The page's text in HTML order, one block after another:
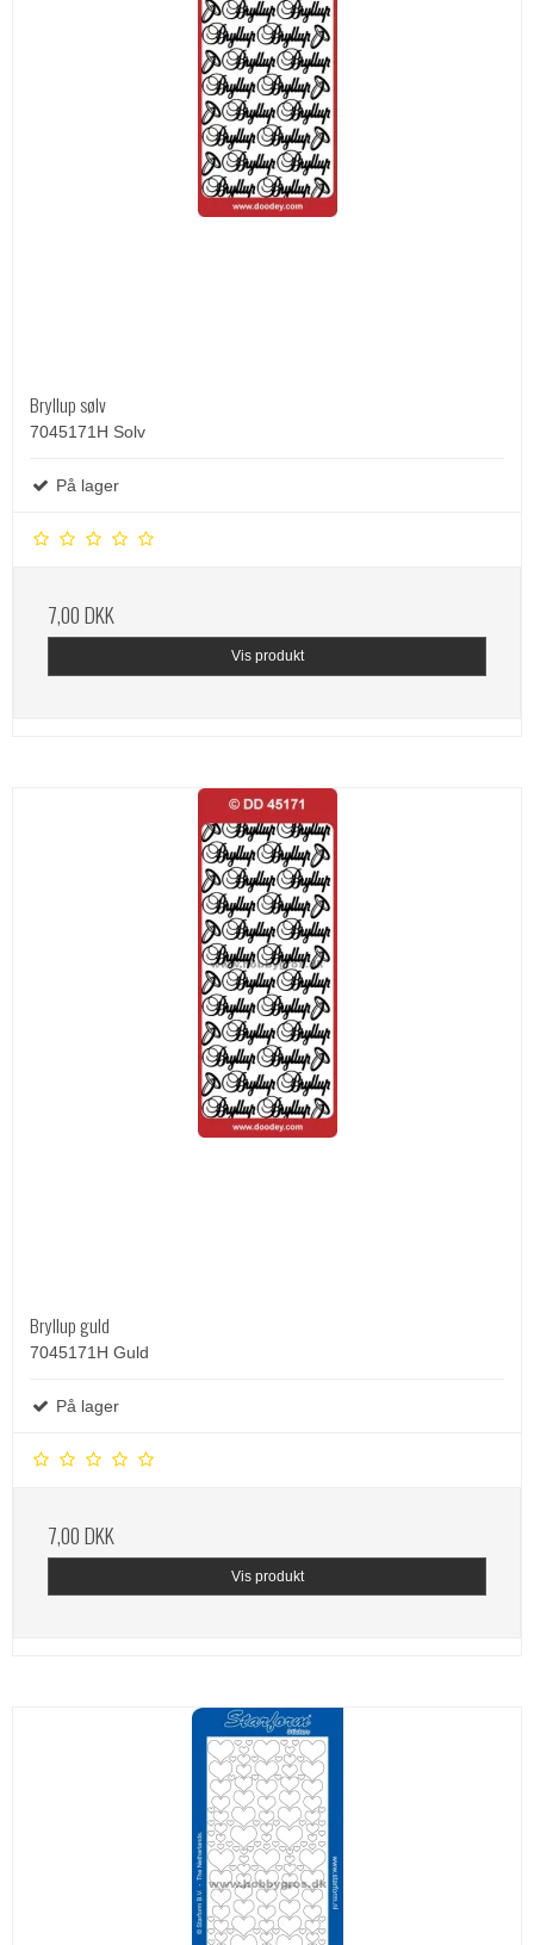
Bryllup sølv
7045171H Solv
På lager
7,00 DKK
Vis produkt
Bryllup guld
7045171H Guld
På lager
7,00 DKK
Vis produkt